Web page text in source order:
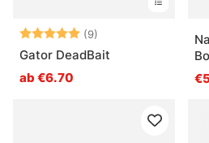
Bewertung:(9)
5.0 von 5 Sternen
Gator DeadBait
ab €6.70